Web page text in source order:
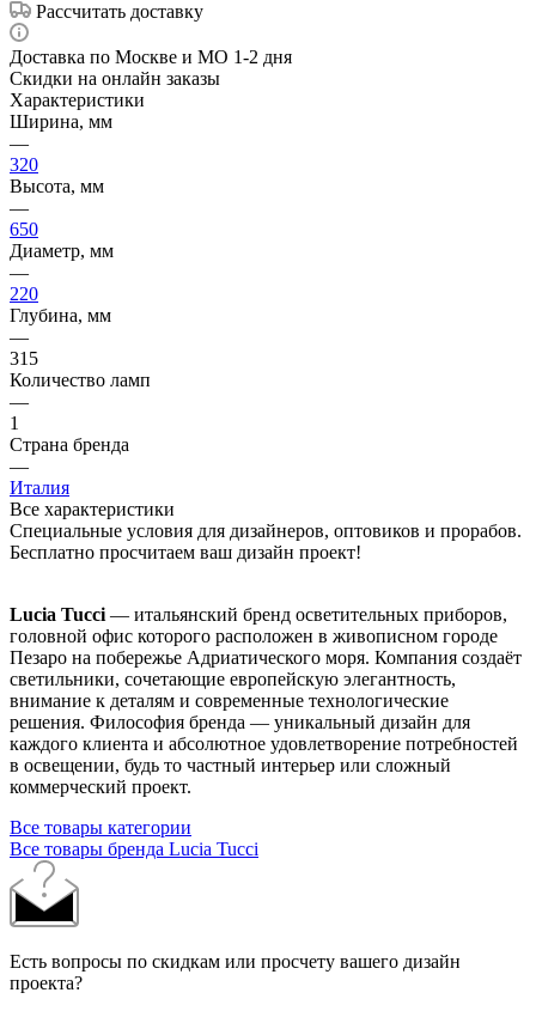
Рассчитать доставку
Доставка по Москве и МО 1-2 дня
Скидки на онлайн заказы
Характеристики
Ширина, мм
—
320
Высота, мм
—
650
Диаметр, мм
—
220
Глубина, мм
—
315
Количество ламп
—
1
Страна бренда
—
Италия
Все характеристики
Специальные условия для дизайнеров, оптовиков и прорабов.
Бесплатно просчитаем ваш дизайн проект!
Lucia Tucci — итальянский бренд осветительных приборов,
головной офис которого расположен в живописном городе
Пезаро на побережье Адриатического моря. Компания создаёт
светильники, сочетающие европейскую элегантность,
внимание к деталям и современные технологические
решения. Философия бренда — уникальный дизайн для
каждого клиента и абсолютное удовлетворение потребностей
в освещении, будь то частный интерьер или сложный
коммерческий проект.
Все товары категории
Все товары бренда Lucia Tucci
Есть вопросы по скидкам или просчету вашего дизайн
проекта?